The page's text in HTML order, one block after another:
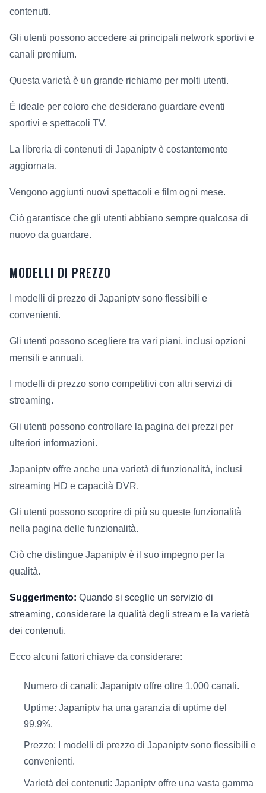
contenuti.
Gli utenti possono accedere ai principali network sportivi e
canali premium.
Questa varietà è un grande richiamo per molti utenti.
È ideale per coloro che desiderano guardare eventi
sportivi e spettacoli TV.
La libreria di contenuti di Japaniptv è costantemente
aggiornata.
Vengono aggiunti nuovi spettacoli e film ogni mese.
Ciò garantisce che gli utenti abbiano sempre qualcosa di
nuovo da guardare.
MODELLI DI PREZZO
I modelli di prezzo di Japaniptv sono flessibili e
convenienti.
Gli utenti possono scegliere tra vari piani, inclusi opzioni
mensili e annuali.
I modelli di prezzo sono competitivi con altri servizi di
streaming.
Gli utenti possono controllare la pagina dei prezzi per
ulteriori informazioni.
Japaniptv offre anche una varietà di funzionalità, inclusi
streaming HD e capacità DVR.
Gli utenti possono scoprire di più su queste funzionalità
nella pagina delle funzionalità.
Ciò che distingue Japaniptv è il suo impegno per la
qualità.
Suggerimento: Quando si sceglie un servizio di
streaming, considerare la qualità degli stream e la varietà
dei contenuti.
Ecco alcuni fattori chiave da considerare:
Numero di canali: Japaniptv offre oltre 1.000 canali.
Uptime: Japaniptv ha una garanzia di uptime del
99,9%.
Prezzo: I modelli di prezzo di Japaniptv sono flessibili e
convenienti.
Varietà dei contenuti: Japaniptv offre una vasta gamma